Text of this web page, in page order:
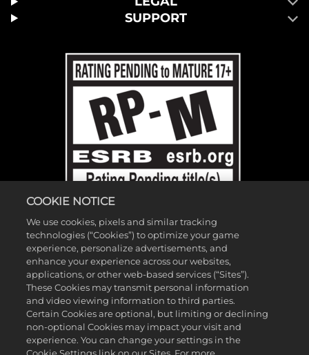
SUPPORT
©2026 Gearbox Software. Publicado pela 2K Games. Desenvolvido
pela Gearbox. Gearbox, Borderlands e os logotipos relacionados são
marcas comerciais da Gearbox Software, LLC. 2K e o logotipo 2K são
marcas comerciais da Take-Two Interactive Software, Inc. Todas as
outras marcas registradas e comerciais são de propriedade de seus
COOKIE NOTICE
We use cookies, pixels and similar tracking
technologies (“Cookies”) to optimize your game
experience, personalize advertisements, and
enhance your experience across our websites,
applications, or other web-based services (“Sites”).
These Cookies may transmit personal information
and video viewing information to third parties.
Certain Cookies are optional, but limiting or declining
non-optional Cookies may impact your visit and
experience. You can change your settings in the